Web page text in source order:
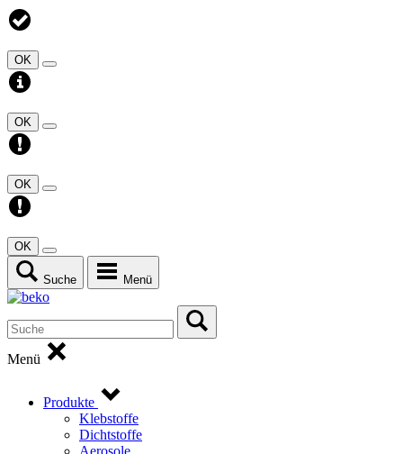
OK
OK
OK
OK
Suche Menü
Menü
Produkte
Klebstoffe
Dichtstoffe
Aerosole